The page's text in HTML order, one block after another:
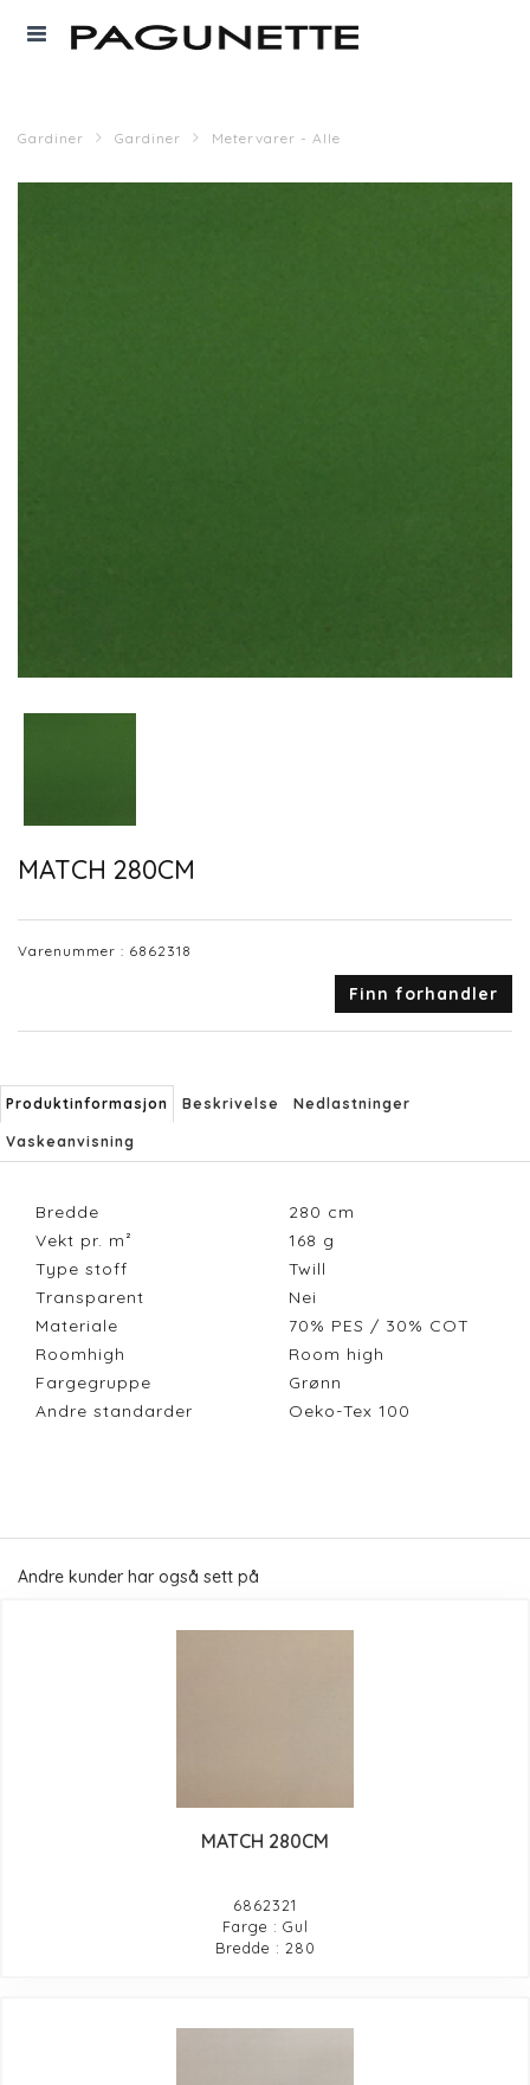
Gardiner Gardiner Metervarer - Alle
MATCH 280CM
Varenummer : 6862318
Finn forhandler
Produktinformasjon Beskrivelse Nedlastninger
Vaskeanvisning
Bredde 280 cm
Vekt pr. m²
168 g
Type stoff
Twill
Transparent
Nei
Materiale
70% PES / 30% COT
Roomhigh
Room high
Fargegruppe
Grønn
Andre standarder
Oeko-Tex 100
Andre kunder har også sett på
MATCH 280CM
6862321
Farge : Gul
Bredde : 280